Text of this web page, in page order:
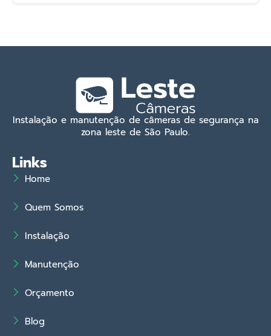
Instalação e manutenção de câmeras de segurança na
zona leste de São Paulo.
Links
Home
Quem Somos
Instalação
Manutenção
Orçamento
Blog